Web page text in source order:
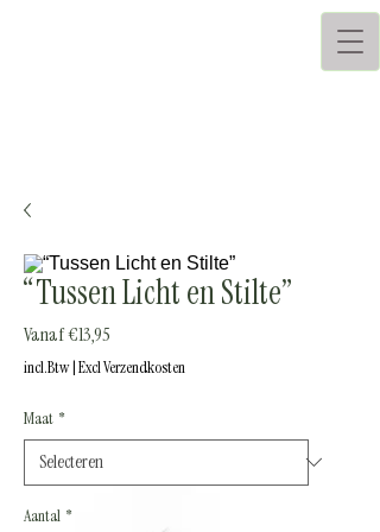
“Tussen Licht en Stilte”
Vanaf€13,95
incl.Btw|Excl Verzendkosten
Maat *
Aantal *